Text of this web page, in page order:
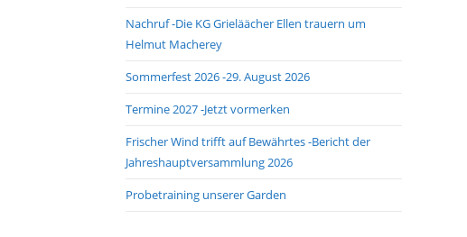
Nachruf -Die KG Grieläächer Ellen trauern um
Helmut Macherey
Sommerfest 2026 -29. August 2026
Termine 2027 -Jetzt vormerken
Frischer Wind trifft auf Bewährtes -Bericht der
Jahreshauptversammlung 2026
Probetraining unserer Garden